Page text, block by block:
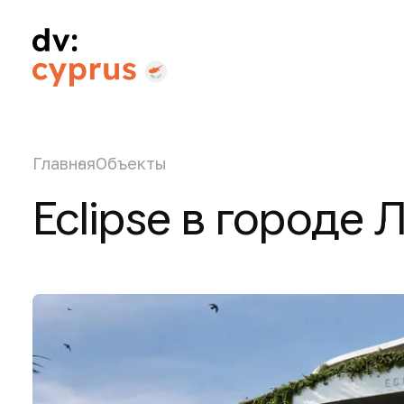
ГлавнаяОбъекты
Eclipse в городе